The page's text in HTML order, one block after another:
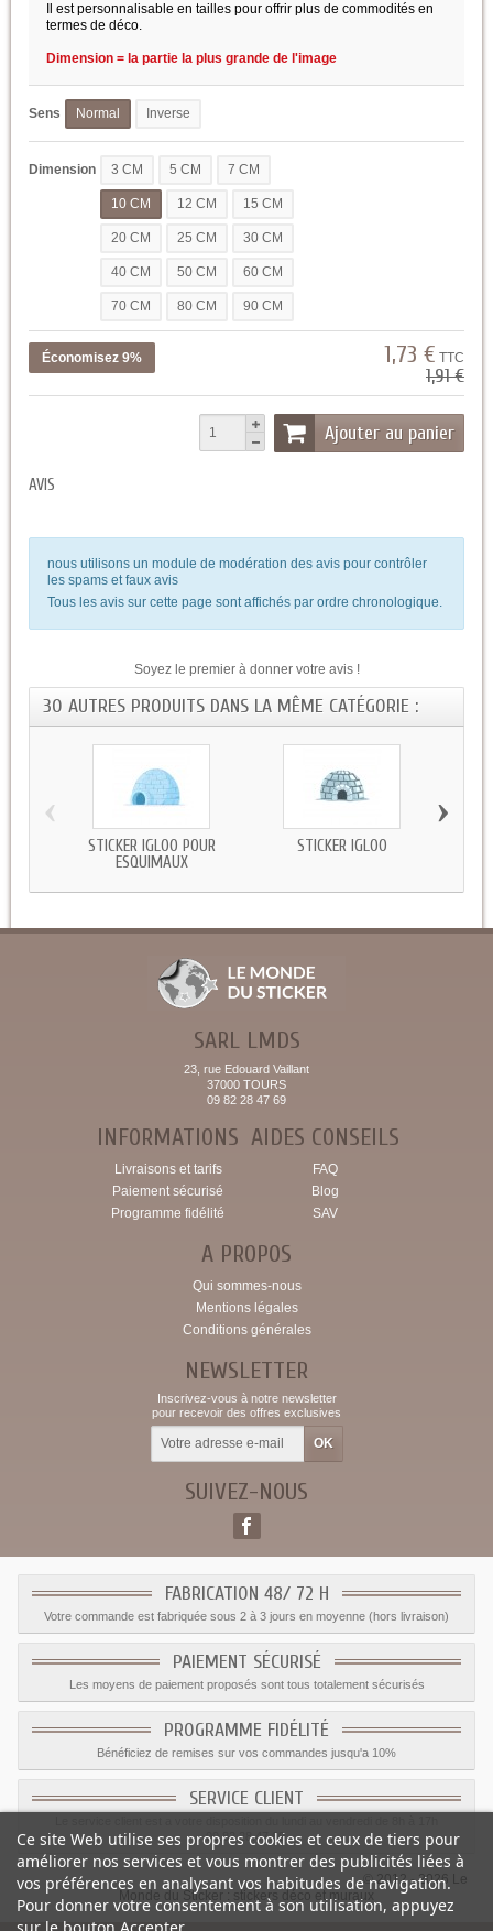
Il est personnalisable en tailles pour offrir plus de commodités en
termes de déco.
Dimension = la partie la plus grande de l'image
Sens Normal Inverse
Dimension 3 CM 5 CM 7 CM
10 CM 12 CM 15 CM
20 CM 25 CM 30 CM
40 CM 50 CM 60 CM
70 CM 80 CM 90 CM
Économisez 9% 1,73 € TTC
1,91 €
Ajouter au panier
AVIS
nous utilisons un module de modération des avis pour contrôler
les spams et faux avis
Tous les avis sur cette page sont affichés par ordre chronologique.
Soyez le premier à donner votre avis !
30 AUTRES PRODUITS DANS LA MÊME CATÉGORIE :
STICKER IGLOO POUR
ESQUIMAUX
STICKER IGLOO
‹ ›
SARL LMDS
23, rue Edouard Vaillant
37000 TOURS
09 82 28 47 69
INFORMATIONS
Livraisons et tarifs
Paiement sécurisé
Programme fidélité
AIDES CONSEILS
FAQ
Blog
SAV
A PROPOS
Qui sommes-nous
Mentions légales
Conditions générales
NEWSLETTER
Inscrivez-vous à notre newsletter
pour recevoir des offres exclusives
SUIVEZ-NOUS
FABRICATION 48/ 72 H
Votre commande est fabriquée sous 2 à 3 jours en moyenne (hors livraison)
PAIEMENT SÉCURISÉ
Les moyens de paiement proposés sont tous totalement sécurisés
PROGRAMME FIDÉLITÉ
Bénéficiez de remises sur vos commandes jusqu'a 10%
SERVICE CLIENT
09.82.28.47.69.
© 2012 - 2026 Le
Monde du Sticker :
stickers déco et muraux
Ce site Web utilise ses propres cookies et ceux de tiers pour
améliorer nos services et vous montrer des publicités liées à
vos préférences en analysant vos habitudes de navigation.
Pour donner votre consentement à son utilisation, appuyez